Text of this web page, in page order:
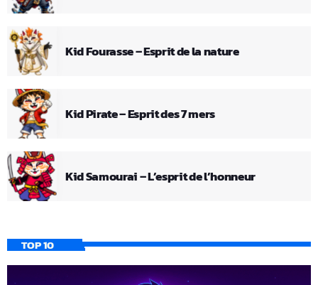
Kid Fourasse – Esprit de la nature
Kid Pirate – Esprit des 7 mers
Kid Samourai – L’esprit de l’honneur
TOP 10